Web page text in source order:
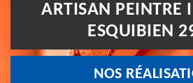
ARTISAN PEINTRE
ESQUIBIEN
NOS